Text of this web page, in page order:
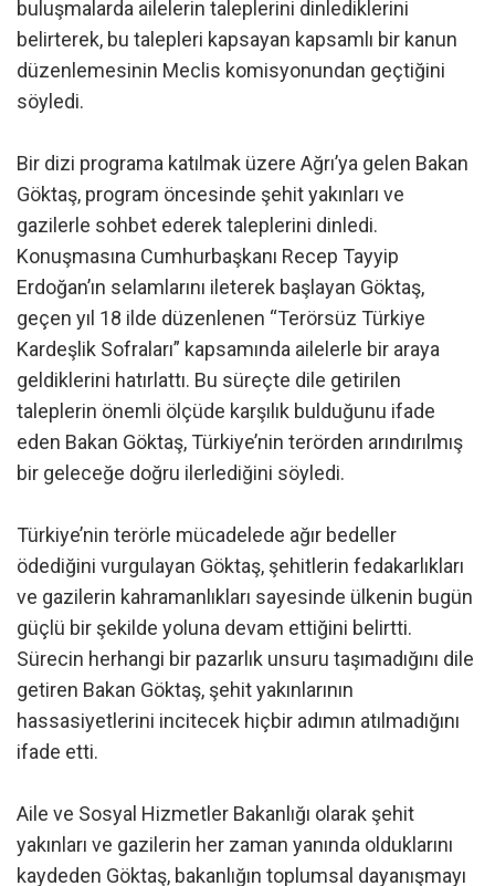
buluşmalarda ailelerin taleplerini dinlediklerini
belirterek, bu talepleri kapsayan kapsamlı bir kanun
düzenlemesinin Meclis komisyonundan geçtiğini
söyledi.
Bir dizi programa katılmak üzere Ağrı’ya gelen Bakan
Göktaş, program öncesinde şehit yakınları ve
gazilerle sohbet ederek taleplerini dinledi.
Konuşmasına Cumhurbaşkanı Recep Tayyip
Erdoğan’ın selamlarını ileterek başlayan Göktaş,
geçen yıl 18 ilde düzenlenen “Terörsüz Türkiye
Kardeşlik Sofraları” kapsamında ailelerle bir araya
geldiklerini hatırlattı. Bu süreçte dile getirilen
taleplerin önemli ölçüde karşılık bulduğunu ifade
eden Bakan Göktaş, Türkiye’nin terörden arındırılmış
bir geleceğe doğru ilerlediğini söyledi.
Türkiye’nin terörle mücadelede ağır bedeller
ödediğini vurgulayan Göktaş, şehitlerin fedakarlıkları
ve gazilerin kahramanlıkları sayesinde ülkenin bugün
güçlü bir şekilde yoluna devam ettiğini belirtti.
Sürecin herhangi bir pazarlık unsuru taşımadığını dile
getiren Bakan Göktaş, şehit yakınlarının
hassasiyetlerini incitecek hiçbir adımın atılmadığını
ifade etti.
Aile ve Sosyal Hizmetler Bakanlığı olarak şehit
yakınları ve gazilerin her zaman yanında olduklarını
kaydeden Göktaş, bakanlığın toplumsal dayanışmayı